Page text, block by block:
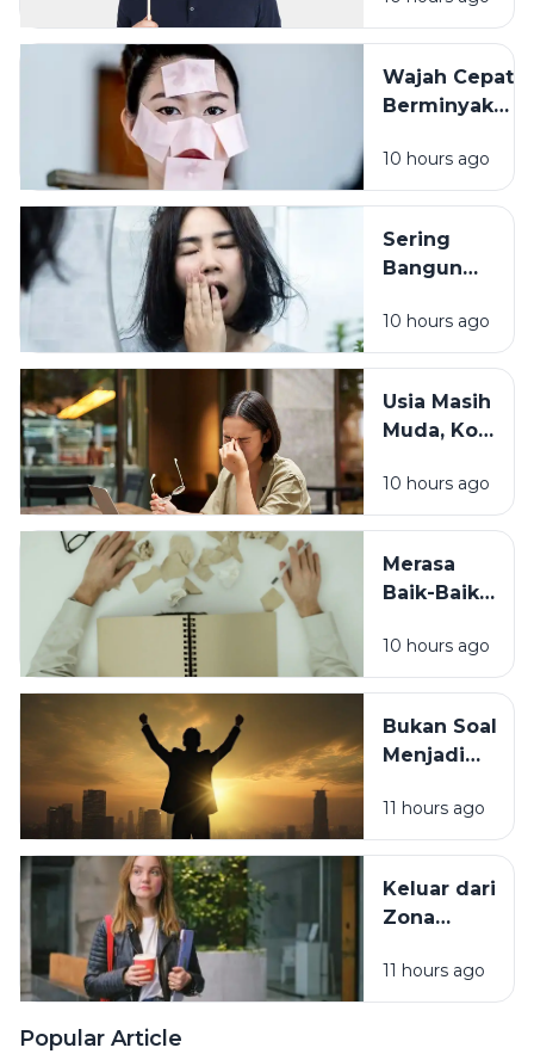
Masa Lalu
Punya Peran
Wajah Cepat
Berminyak
Karena
Cuaca, Ini
Kemungkinan
Penyebabnya
10 hours ago
Sering
Bangun
Wajah
Kusam?
Periksa 7
Kebiasaan
Tidur Ini
10 hours ago
Usia Masih
Muda, Kok
Cepat
Capek? Ini
yang
Sering
10 hours ago
Merasa
Baik-Baik
Tanda
Tubuh
Sedang
Minta
10 hours ago
Bukan Soal
Menjadi
Ini Cara
Berubah
Kehilangan
Diri Sendiri
11 hours ago
Keluar dari
Zona
Tanpa Harus
Memaksakan
11 hours ago
Popular Article